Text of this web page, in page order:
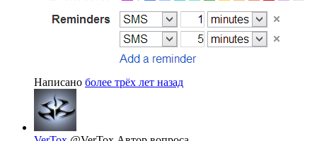
Написано более трёх лет назад